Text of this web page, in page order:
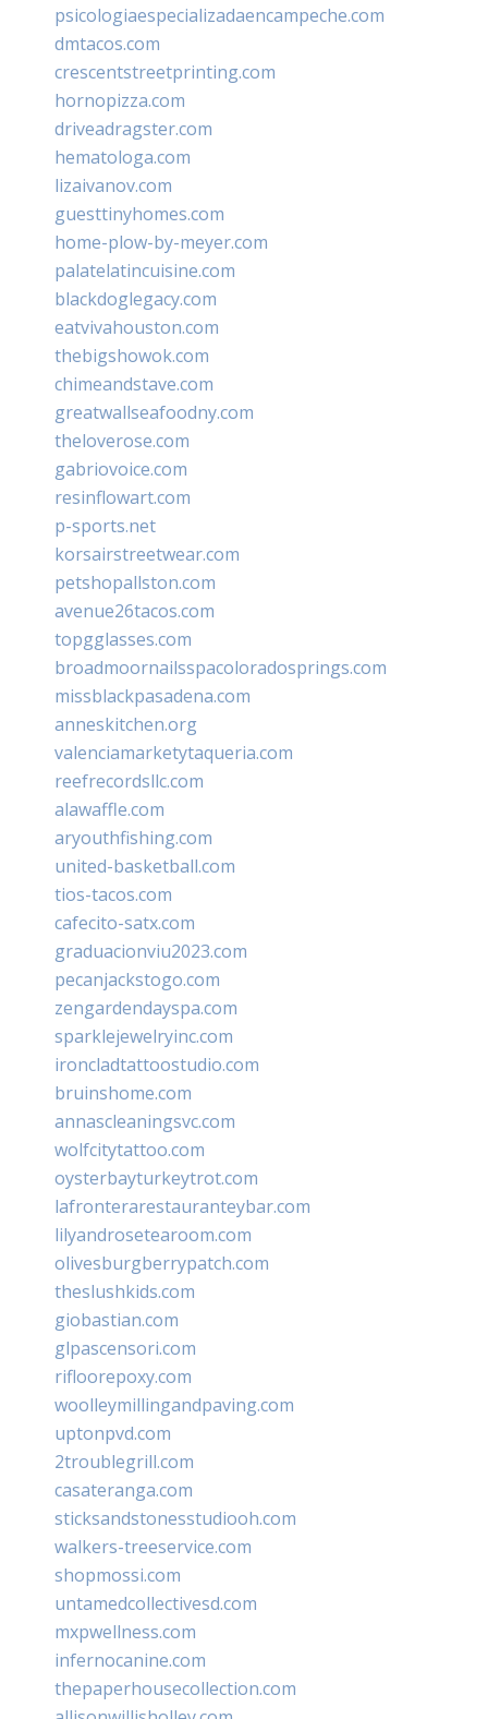
psicologiaespecializadaencampeche.com
dmtacos.com
crescentstreetprinting.com
hornopizza.com
driveadragster.com
hematologa.com
lizaivanov.com
guesttinyhomes.com
home-plow-by-meyer.com
palatelatincuisine.com
blackdoglegacy.com
eatvivahouston.com
thebigshowok.com
chimeandstave.com
greatwallseafoodny.com
theloverose.com
gabriovoice.com
resinflowart.com
p-sports.net
korsairstreetwear.com
petshopallston.com
avenue26tacos.com
topgglasses.com
broadmoornailsspacoloradosprings.com
missblackpasadena.com
anneskitchen.org
valenciamarketytaqueria.com
reefrecordsllc.com
alawaffle.com
aryouthfishing.com
united-basketball.com
tios-tacos.com
cafecito-satx.com
graduacionviu2023.com
pecanjackstogo.com
zengardendayspa.com
sparklejewelryinc.com
ironcladtattoostudio.com
bruinshome.com
annascleaningsvc.com
wolfcitytattoo.com
oysterbayturkeytrot.com
lafronterarestauranteybar.com
lilyandrosetearoom.com
olivesburgberrypatch.com
theslushkids.com
giobastian.com
glpascensori.com
rifloorepoxy.com
woolleymillingandpaving.com
uptonpvd.com
2troublegrill.com
casateranga.com
sticksandstonesstudiooh.com
walkers-treeservice.com
shopmossi.com
untamedcollectivesd.com
mxpwellness.com
infernocanine.com
thepaperhousecollection.com